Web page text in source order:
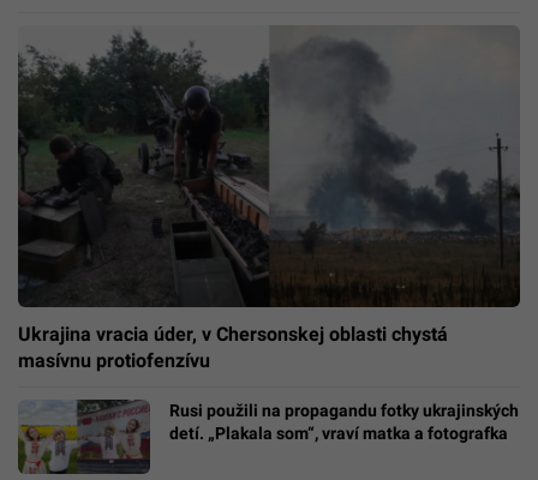
Ukrajina vracia úder, v Chersonskej oblasti chystá
masívnu protiofenzívu
Rusi použili na propagandu fotky ukrajinských
detí. „Plakala som“, vraví matka a fotografka